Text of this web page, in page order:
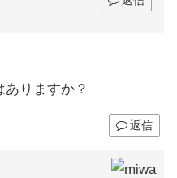
りますか？
返信